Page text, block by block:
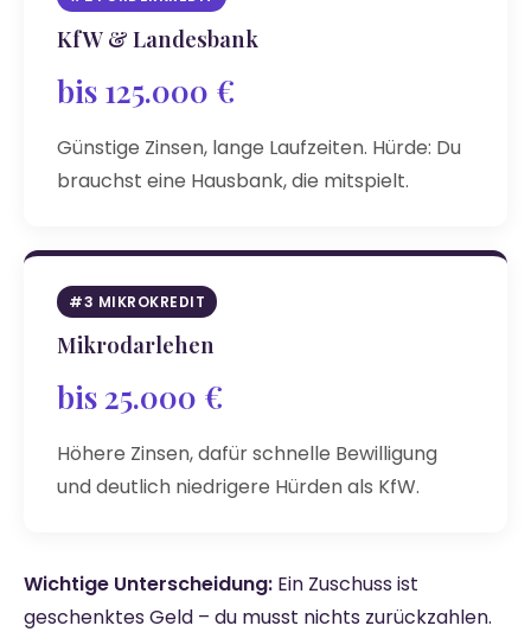
KfW & Landesbank
bis 125.000 €
Günstige Zinsen, lange Laufzeiten. Hürde: Du
brauchst eine Hausbank, die mitspielt.
#3 MIKROKREDIT
Mikrodarlehen
bis 25.000 €
Höhere Zinsen, dafür schnelle Bewilligung
und deutlich niedrigere Hürden als KfW.
Wichtige Unterscheidung: Ein Zuschuss ist
geschenktes Geld – du musst nichts zurückzahlen.